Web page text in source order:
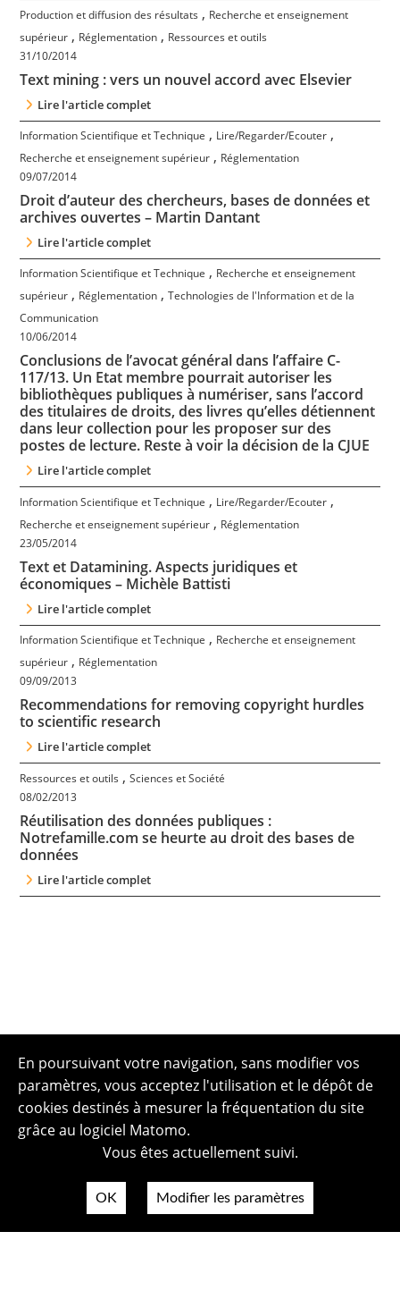
Production et diffusion des résultats , Recherche et enseignement
supérieur , Réglementation , Ressources et outils
31/10/2014
Text mining : vers un nouvel accord avec Elsevier
Lire l'article complet
Information Scientifique et Technique , Lire/Regarder/Ecouter ,
Recherche et enseignement supérieur , Réglementation
09/07/2014
Droit d’auteur des chercheurs, bases de données et
archives ouvertes – Martin Dantant
Lire l'article complet
Information Scientifique et Technique , Recherche et enseignement
supérieur , Réglementation ,Technologies de l'Information et de la
Communication
10/06/2014
Conclusions de l’avocat général dans l’affaire C-
117/13. Un Etat membre pourrait autoriser les
bibliothèques publiques à numériser, sans l’accord
des titulaires de droits, des livres qu’elles détiennent
dans leur collection pour les proposer sur des
postes de lecture. Reste à voir la décision de la CJUE
Lire l'article complet
Information Scientifique et Technique , Lire/Regarder/Ecouter ,
Recherche et enseignement supérieur , Réglementation
23/05/2014
Text et Datamining. Aspects juridiques et
économiques – Michèle Battisti
Lire l'article complet
Information Scientifique et Technique , Recherche et enseignement
supérieur , Réglementation
09/09/2013
Recommendations for removing copyright hurdles
to scientific research
Lire l'article complet
Ressources et outils ,Sciences et Société
08/02/2013
Réutilisation des données publiques :
Notrefamille.com se heurte au droit des bases de
données
Lire l'article complet
En poursuivant votre navigation, sans modifier vos
paramètres, vous acceptez l'utilisation et le dépôt de
cookies destinés à mesurer la fréquentation du site
grâce au logiciel Matomo.
Vous êtes actuellement suivi.
OK Modifier les paramètres